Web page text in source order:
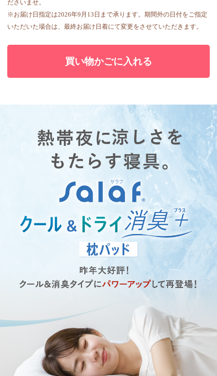
ださいませ。
※お届け日指定は2026年9月13日まで承ります。期間外の日付をご指定
いただいた場合は、最終お届け日着にて変更をさせていただきます。
買い物かごに入れる